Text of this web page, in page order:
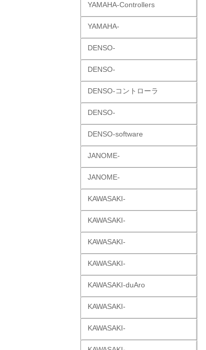
YAMAHA-Controllers
YAMAHA-
DENSO-
DENSO-
DENSO-コントローラ
DENSO-
DENSO-software
JANOME-
JANOME-
KAWASAKI-
KAWASAKI-
KAWASAKI-
KAWASAKI-
KAWASAKI-duAro
KAWASAKI-
KAWASAKI-